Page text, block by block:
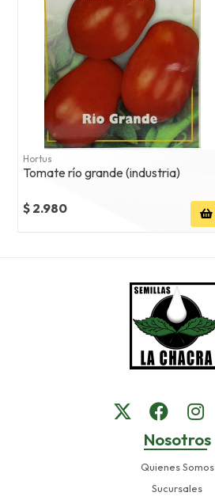
Hortus
Tomate río grande (industria)
$ 2.980
Nosotros
Quienes Somos
Sucursales